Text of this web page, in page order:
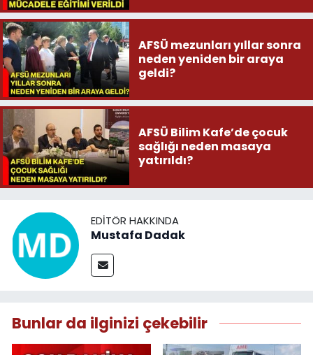
AFSÜ mezunları yıllar sonra
neden yeniden bir araya
geldi?
AFSÜ Bilim Kafe’de çocuk
sağlığı neden masaya
yatırıldı?
EDITÖR HAKKINDA
Mustafa Dadak
Bunlar da ilginizi çekebilir